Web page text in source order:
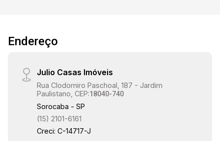
Endereço
Julio Casas Imóveis
Rua Clodomiro Paschoal, 187 - Jardim
Paulistano, CEP:18040-740
Sorocaba - SP
(15) 2101-6161
Creci: C-14717-J